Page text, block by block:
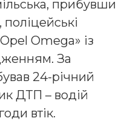
прибувши
Omega» із
За
24-річний
ДТП – водій
втік.